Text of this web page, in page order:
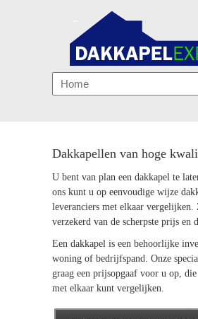
Navigation
Dakkapellen van hoge
U bent van plan een dakkapel te
ons kunt u op eenvoudige wijze
leveranciers met elkaar vergelijken.
verzekerd van de scherpste prijs en
Een dakkapel is een behoorlijke
woning of bedrijfspand. Onze
graag een prijsopgaaf voor u op,
met elkaar kunt vergelijken.
Prefab Dakkapel
Wist u dat het mogelijk is om een
één dag te laten plaatsen? Dit
met scherpe prijzen en goede geluid-
isolatie maakt de prefab dakkapel
Onze specialisten gaan graag met u
dakkapel in uw situatie de beste
Advies op maat